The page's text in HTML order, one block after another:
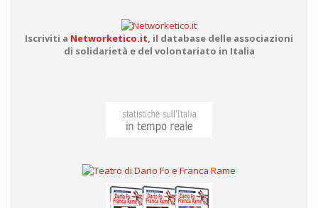
Iscriviti a Networketico.it, il database delle associazioni
di solidarietà e del volontariato in Italia